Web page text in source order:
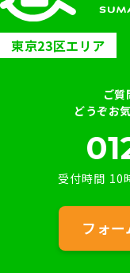
東京23区エリア
ご質
どうぞお
受付時間 10
フォ